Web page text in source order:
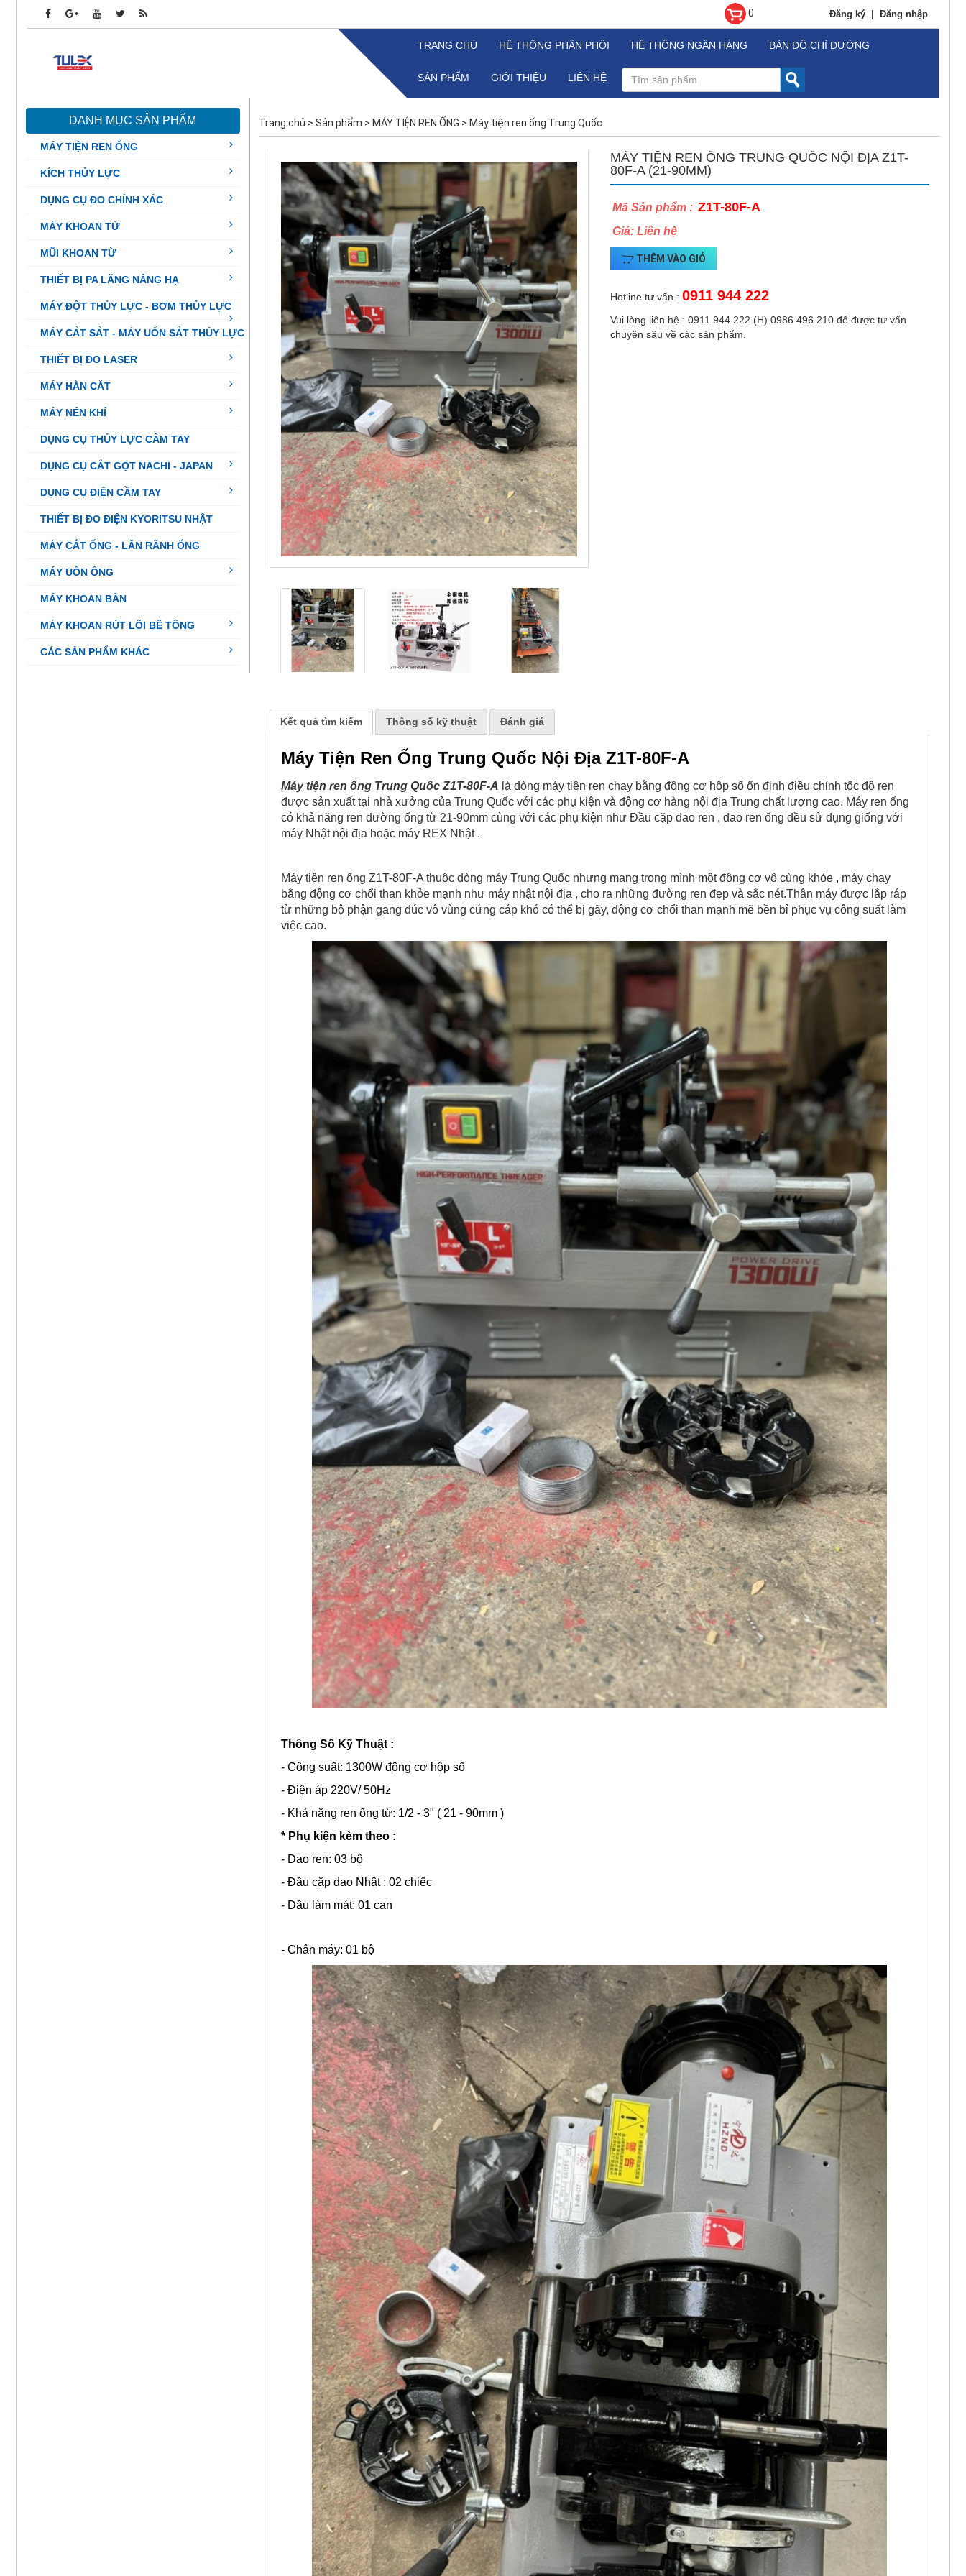
Đăng ký| Đăng nhập
0
TRANG CHỦ HỆ THỐNG PHÂN PHỐI HỆ THỐNG NGÂN HÀNG BẢN ĐỒ CHỈ ĐƯỜNG
SẢN PHẨM GIỚI THIỆU LIÊN HỆ
DANH MỤC SẢN PHẨM
MÁY TIỆN REN ỐNG
KÍCH THỦY LỰC
DỤNG CỤ ĐO CHÍNH XÁC
MÁY KHOAN TỪ
MŨI KHOAN TỪ
THIẾT BỊ PA LĂNG NÂNG HẠ
MÁY ĐỘT THỦY LỰC - BƠM THỦY LỰC
MÁY CẮT SẮT - MÁY UỐN SẮT THỦY LỰC
THIẾT BỊ ĐO LASER
MÁY HÀN CẮT
MÁY NÉN KHÍ
DỤNG CỤ THỦY LỰC CẦM TAY
DỤNG CỤ CẮT GỌT NACHI - JAPAN
DỤNG CỤ ĐIỆN CẦM TAY
THIẾT BỊ ĐO ĐIỆN KYORITSU NHẬT
MÁY CẮT ỐNG - LĂN RÃNH ỐNG
MÁY UỐN ỐNG
MÁY KHOAN BÀN
MÁY KHOAN RÚT LÕI BÊ TÔNG
CÁC SẢN PHẨM KHÁC
Trang chủ >Sản phẩm > MÁY TIỆN REN ỐNG > Máy tiện ren ống Trung Quốc
MÁY TIỆN REN ỐNG TRUNG QUỐC NỘI ĐỊA Z1T-
80F-A (21-90MM)
Mã Sản phẩm : Z1T-80F-A
Giá: Liên hệ
THÊM VÀO GIỎ
Hotline tư vấn :0911 944 222
Vui lòng liên hệ : 0911 944 222 (H) 0986 496 210 để được tư vấn
chuyên sâu về các sản phẩm.
Kết quả tìm kiếm Thông số kỹ thuật Đánh giá
Máy Tiện Ren Ống Trung Quốc Nội Địa Z1T-80F-A
Máy tiện ren ống Trung Quốc Z1T-80F-A là dòng máy tiện ren chạy bằng động cơ hộp số ổn định điều chỉnh tốc độ ren
được sản xuất tại nhà xưởng của Trung Quốc với các phụ kiện và động cơ hàng nội địa Trung chất lượng cao. Máy ren ống
có khả năng ren đường ống từ 21-90mm cùng với các phụ kiện như Đầu cặp dao ren , dao ren ống đều sử dụng giống với
máy Nhật nội địa hoặc máy REX Nhật .
Máy tiện ren ống Z1T-80F-A thuộc dòng máy Trung Quốc nhưng mang trong mình một động cơ vô cùng khỏe , máy chạy
bằng động cơ chổi than khỏe mạnh như máy nhật nội địa , cho ra những đường ren đẹp và sắc nét.Thân máy được lắp ráp
từ những bộ phận gang đúc vô vùng cứng cáp khó có thể bị gãy, động cơ chổi than mạnh mẽ bền bỉ phục vụ công suất làm
việc cao.
Thông Số Kỹ Thuật :
- Công suất: 1300W động cơ hộp số
- Điện áp 220V/ 50Hz
- Khả năng ren ống từ: 1/2 - 3" ( 21 - 90mm )
* Phụ kiện kèm theo :
- Dao ren: 03 bộ
- Đầu cặp dao Nhật : 02 chiếc
- Dầu làm mát: 01 can
- Chân máy: 01 bộ